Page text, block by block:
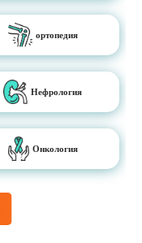
ортопедия
Нефрология
Онкология